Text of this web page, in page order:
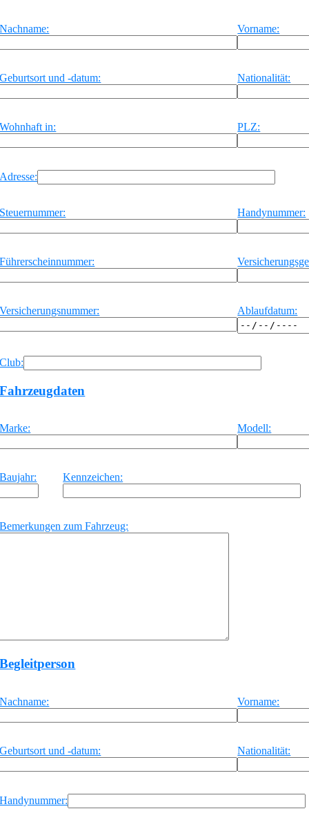
Nachname: Vorname:
Geburtsort und -datum: Nationalität:
Wohnhaft in: PLZ:
Adresse:
Steuernummer: Handynummer:
Führerscheinnummer:
Versicherungsnummer: Ablaufdatum:
Club:
Fahrzeugdaten
Marke: Modell:
Baujahr: Kennzeichen:
Bemerkungen zum Fahrzeug:
Begleitperson
Nachname: Vorname:
Geburtsort und -datum: Nationalität:
Handynummer: